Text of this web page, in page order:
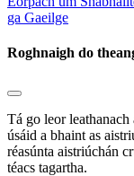
ga Gaeilge
Roghnaigh do
Tá go leor leathanach
úsáid a bhaint as
réasúnta aistriúchán
téacs tagartha.